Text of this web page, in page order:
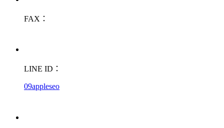
FAX：
LINE ID：
09appleseo